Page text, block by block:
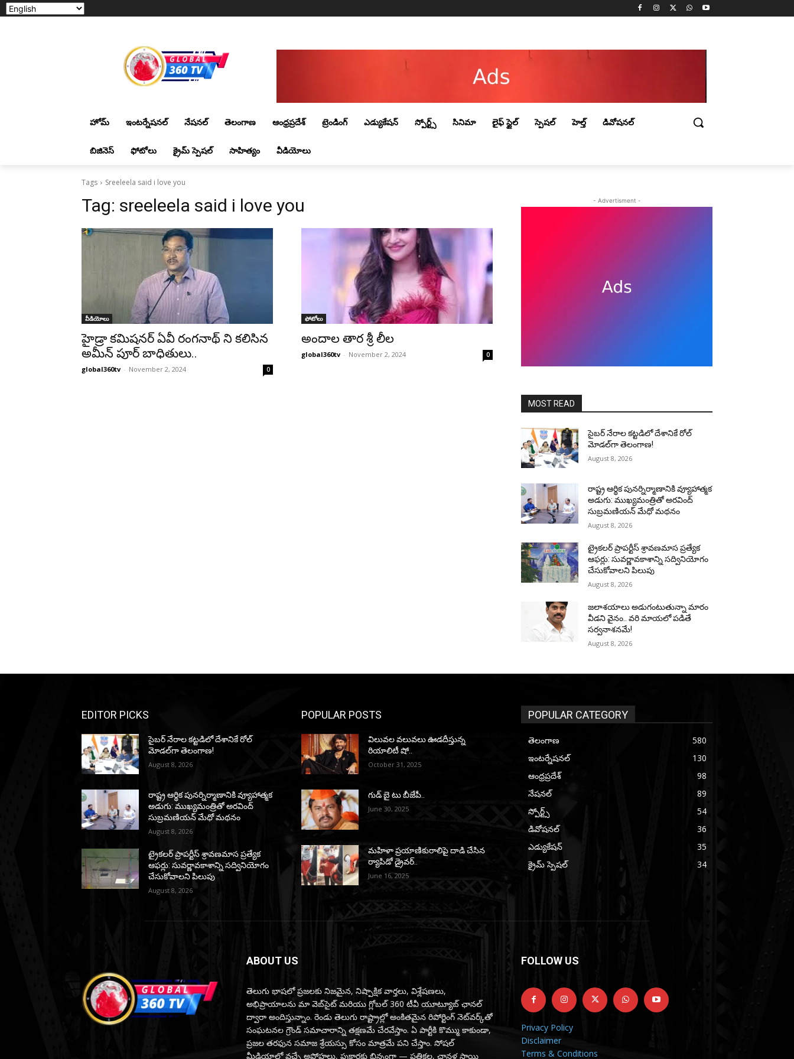
హోమ్ ఇంటర్నేషనల్ నేషనల్ తెలంగాణ ఆంధ్రప్రదేశ్ ట్రెండింగ్‌ ఎడ్యుకేషన్ స్పోర్ట్స్ సినిమా లైఫ్ స్టైల్ స్పెషల్ హెల్త్ డివోషనల్
బిజినెస్ ఫోటోలు క్రైమ్ స్పెషల్ సాహిత్యం వీడియోలు
Tags Sreeleela said i love you
Tag: sreeleela said i love you
వీడియోలు
హైడ్రా కమిషనర్ ఏవీ రంగనాథ్ ని కలిసిన
అమీన్ పూర్ బాధితులు..
global360tv - November 2, 2024 0
ఫోటోలు
అందాల తార శ్రీ లీల
global360tv - November 2, 2024 0
- Advertisment -
MOST READ
సైబర్ నేరాల కట్టడిలో దేశానికే రోల్‌
మోడల్‌గా తెలంగాణ!
August 8, 2026
రాష్ట్ర ఆర్థిక పునర్నిర్మాణానికి వ్యూహాత్మక
అడుగు: ముఖ్యమంత్రితో అరవింద్
సుబ్రమణియన్ మేధో మథనం
August 8, 2026
ట్రైకలర్ ప్రాపర్టీస్ శ్రావణమాస ప్రత్యేక
ఆఫర్లు: సువర్ణావకాశాన్ని సద్వినియోగం
చేసుకోవాలని పిలుపు
August 8, 2026
జలాశయాలు అడుగంటుతున్నా మారం
వీడని వైనం.. వరి మాయలో పడితే
సర్వనాశనమే!
August 8, 2026
EDITOR PICKS
సైబర్ నేరాల కట్టడిలో దేశానికే రోల్‌
మోడల్‌గా తెలంగాణ!
August 8, 2026
రాష్ట్ర ఆర్థిక పునర్నిర్మాణానికి వ్యూహాత్మక
అడుగు: ముఖ్యమంత్రితో అరవింద్
సుబ్రమణియన్ మేధో మథనం
August 8, 2026
ట్రైకలర్ ప్రాపర్టీస్ శ్రావణమాస ప్రత్యేక
ఆఫర్లు: సువర్ణావకాశాన్ని సద్వినియోగం
చేసుకోవాలని పిలుపు
August 8, 2026
POPULAR POSTS
విలువల వలువలు ఊడదీస్తున్న
రియాలిటీ షో..
October 31, 2025
గుడ్ బై టు బీజేపీ..
June 30, 2025
మహిళా ప్రయాణికురాలిపై దాడి చేసిన
ర్యాపిడో డ్రైవర్‌..
June 16, 2025
POPULAR CATEGORY
తెలంగాణ
580
ఇంటర్నేషనల్
130
ఆంధ్రప్రదేశ్
98
నేషనల్
89
స్పోర్ట్స్
54
డివోషనల్
36
ఎడ్యుకేషన్
35
క్రైమ్ స్పెషల్
34
ABOUT US
తెలుగు భాషలో ప్రజలకు నిజమైన, నిష్పాక్షిక వార్తలు, విశ్లేషణలు,
అభిప్రాయాలను మా వెబ్‌సైట్ మరియు గ్లోబల్ 360 టీవీ యూట్యూబ్ ఛానల్
ద్వారా అందిస్తున్నాం. రెండు తెలుగు రాష్ట్రాల్లో అంకితమైన రిపోర్టింగ్ నెట్‌వర్క్‌తో
సంఘటనల గ్రౌండ్ సమాచారాన్ని తక్షణమే చేరవేస్తాం. ఏ పార్టీకి కొమ్ము కాకుండా,
ప్రజల తరఫున సమాజ శ్రేయస్సు కోసం మాత్రమే పని చేస్తాం. సోషల్
మీడియాలో వచ్చే అపోహలు, పుకార్లకు భిన్నంగా — పత్రికల, చానళ్ల స్థాయి
FOLLOW US
Privacy Policy
Disclaimer
Terms & Conditions